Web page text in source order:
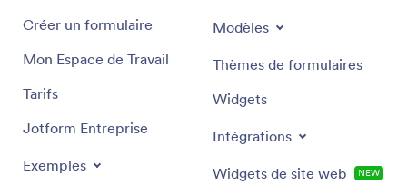
Créer un formulaire
Mon Espace de Travail
Tarifs
Jotform Entreprise
Exemples
Modèles
Thèmes de formulaires
Widgets
Intégrations
Widgets de site web NEW